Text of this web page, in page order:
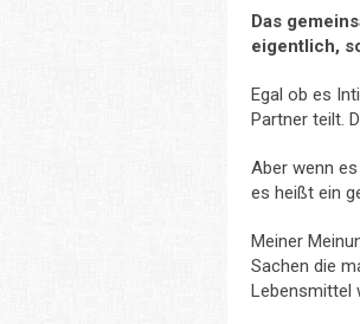
Das
eigentlich,
Egal ob es
Partner teilt.
Aber wenn
es heißt ein
Meiner
Sachen die
Lebensmittel